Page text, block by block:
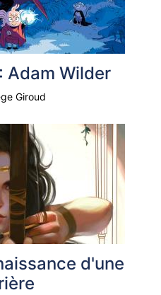
Adam Wilder
Giroud
d'une